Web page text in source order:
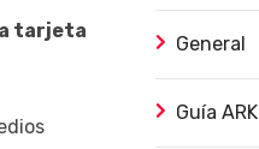
tarjeta
General
Guía ARK